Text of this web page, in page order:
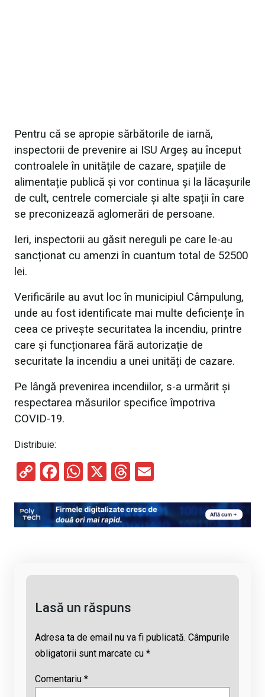
Pentru că se apropie sărbătorile de iarnă,
inspectorii de prevenire ai ISU Argeș au început
controalele în unitățile de cazare, spațiile de
alimentație publică și vor continua și la lăcașurile
de cult, centrele comerciale și alte spații în care
se preconizează aglomerări de persoane.
Ieri, inspectorii au găsit nereguli pe care le-au
sancționat cu amenzi în cuantum total de 52500
lei.
Verificările au avut loc în municipiul Câmpulung,
unde au fost identificate mai multe deficiențe în
ceea ce privește securitatea la incendiu, printre
care și funcționarea fără autorizație de
securitate la incendiu a unei unități de cazare.
Pe lângă prevenirea incendiilor, s-a urmărit și
respectarea măsurilor specifice împotriva
COVID-19.
Distribuie:
C
py
Li
F
ce
b
W
at
s
X
T
e
a
ail
Lasă un răspuns
Adresa ta de email nu va fi publicată. Câmpurile
obligatorii sunt marcate cu *
Comentariu *